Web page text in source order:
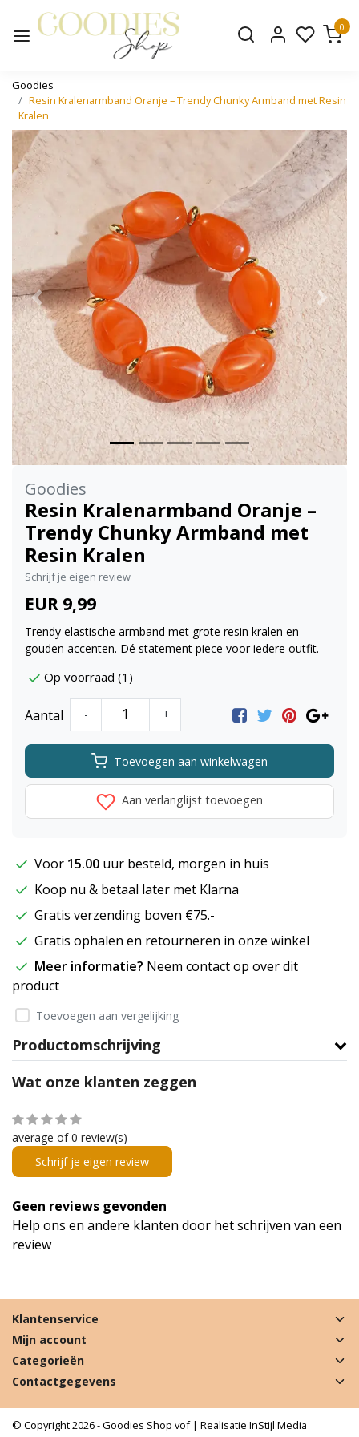
0
Goodies
Resin Kralenarmband Oranje – Trendy Chunky Armband met Resin
Kralen
Vorige
Goodies
Resin Kralenarmband Oranje –
Trendy Chunky Armband met
Resin Kralen
Schrijf je eigen review
EUR 9,99
Trendy elastische armband met grote resin kralen en
gouden accenten. Dé statement piece voor iedere outfit.
Op voorraad (1)
Aantal - +
Toevoegen aan winkelwagen
Aan verlanglijst toevoegen
Voor 15.00 uur besteld, morgen in huis
Koop nu & betaal later met Klarna
Gratis verzending boven €75.-
Gratis ophalen en retourneren in onze winkel
Meer informatie? Neem contact op over dit
product
Toevoegen aan vergelijking
Productomschrijving
Wat onze klanten zeggen
average of 0 review(s)
Schrijf je eigen review
Geen reviews gevonden
Help ons en andere klanten door het schrijven van een
review
Klantenservice
Mijn account
Categorieën
Contactgegevens
© Copyright 2026 - Goodies Shop vof | Realisatie InStijl Media